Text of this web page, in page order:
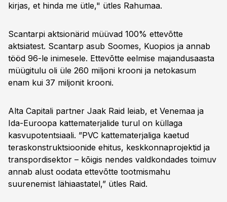
kirjas, et hinda me ütle," ütles Rahumaa.
Scantarpi aktsionärid müüvad 100% ettevõtte
aktsiatest. Scantarp asub Soomes, Kuopios ja annab
tööd 96-le inimesele. Ettevõtte eelmise majandusaasta
müügitulu oli üle 260 miljoni krooni ja netokasum
enam kui 37 miljonit krooni.
Alta Capitali partner Jaak Raid leiab, et Venemaa ja
Ida-Euroopa kattematerjalide turul on küllaga
kasvupotentsiaali. ”PVC kattematerjaliga kaetud
teraskonstruktsioonide ehitus, keskkonnaprojektid ja
transpordisektor – kõigis nendes valdkondades toimuv
annab alust oodata ettevõtte tootmismahu
suurenemist lähiaastatel,” ütles Raid.